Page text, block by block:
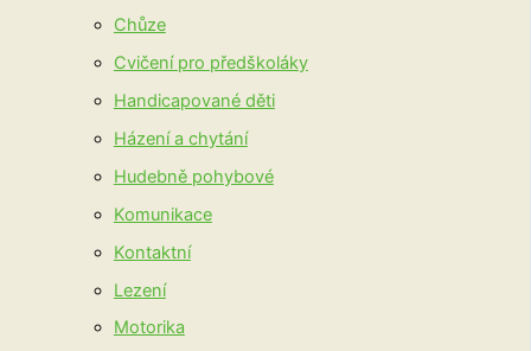
Chůze
Cvičení pro předškoláky
Handicapované děti
Házení a chytání
Hudebně pohybové
Komunikace
Kontaktní
Lezení
Motorika